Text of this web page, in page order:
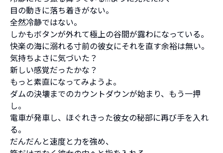
目の動きに落ち着きがない。
全然冷静ではない。
しかもボタンが外れて極上の谷間が露わになっている。
快楽の海に溺れる寸前の彼女にそれを直す余裕は無い。
気持ちよさに気づいた？
新しい感覚だったかな？
もっと素直になってみようよ。
ダムの決壊までのカウントダウンが始まり、もう一押
し。
電車が発車し、ほぐれきった彼女の秘部に再び手を入れ
る。
だんだんと速度と力を強め、